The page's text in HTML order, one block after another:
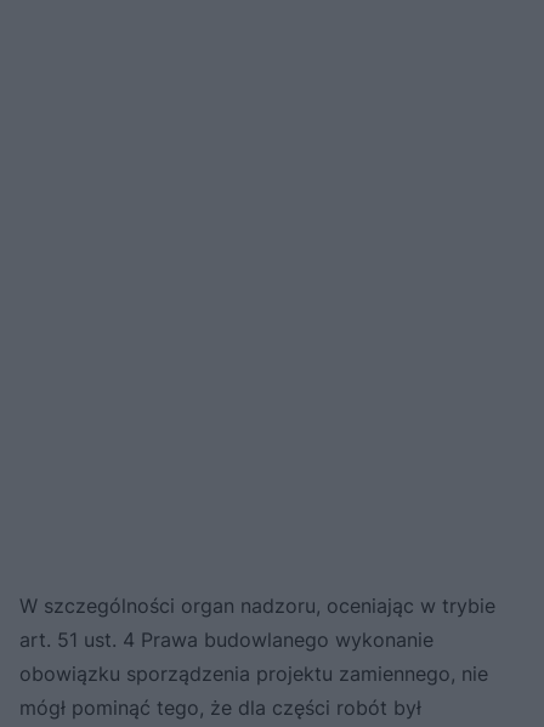
W szczególności organ nadzoru, oceniając w trybie
art. 51 ust. 4 Prawa budowlanego wykonanie
obowiązku sporządzenia projektu zamiennego, nie
mógł pominąć tego, że dla części robót był